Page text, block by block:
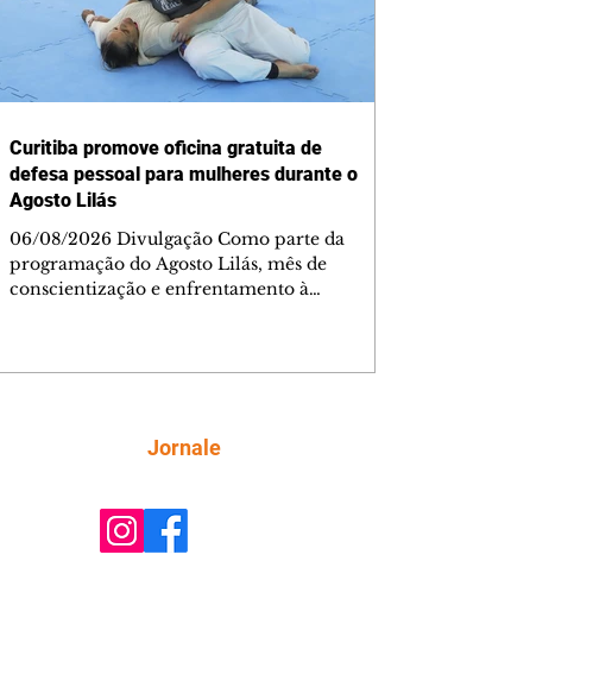
Curitiba promove oficina gratuita de
defesa pessoal para mulheres durante o
Agosto Lilás
06/08/2026 Divulgação Como parte da
programação do Agosto Lilás, mês de
conscientização e enfrentamento à
Autoproteção, no Teatro da Vila, na Cidade
autoconfiança, incentivar o autocuidado e
Jornale